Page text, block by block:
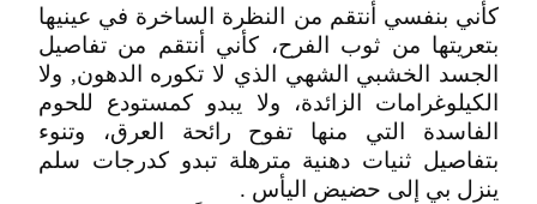
كأني بنفسي أنتقم من النظرة الساخرة في عينيها
بتعريتها من ثوب الفرح، كأني أنتقم من تفاصيل
الجسد الخشبي الشهي الذي لا تكوره الدهون, ولا
الكيلوغرامات الزائدة، ولا يبدو كمستودع للحوم
الفاسدة التي منها تفوح رائحة العرق، وتنوء
بتفاصيل ثنيات دهنية مترهلة تبدو كدرجات سلم
ينزل بي إلى حضيض اليأس .